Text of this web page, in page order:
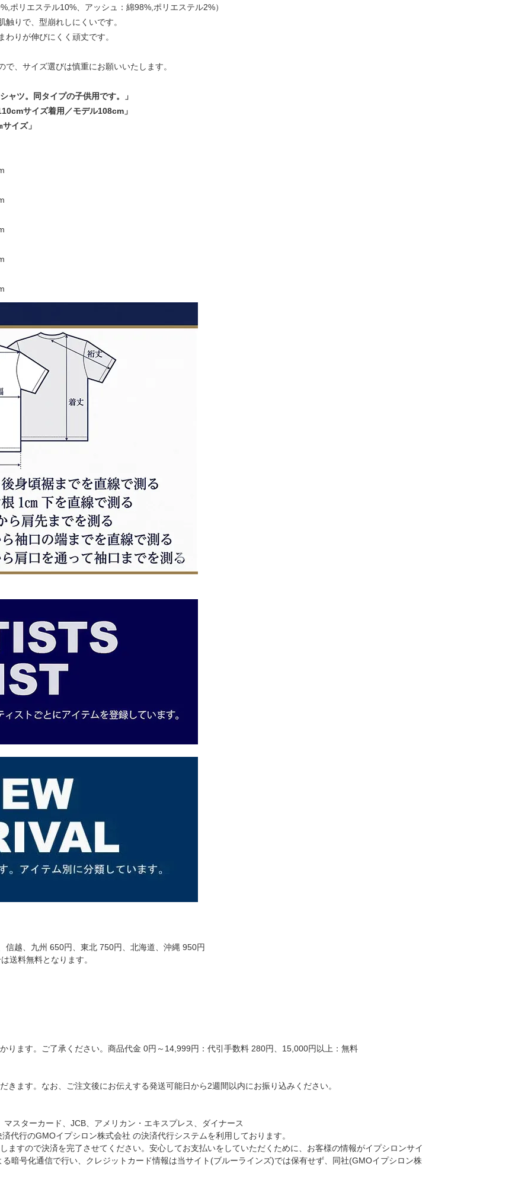
ポリエステル10%、アッシュ：綿98%,ポリエステル2%）
りで、型崩れしにくいです。
りが伸びにくく頑丈です。
、サイズ選びは慎重にお願いいたします。
ャツ。同タイプの子供用です。」
サイズ着用／モデル108cm」
イズ」
信越、九州 650円、東北 750円、北海道、沖縄 950円
送料無料となります。
ります。ご了承ください。商品代金 0円～14,999円：代引手数料 280円、15,000円以上：無料
きます。なお、ご注文後にお伝えする発送可能日から2週間以内にお振り込みください。
スターカード、JCB、アメリカン・エキスプレス、ダイナース
代行のGMOイプシロン株式会社 の決済代行システムを利用しております。
ますので決済を完了させてください。安心してお支払いをしていただくために、お客様の情報がイプシロンサイ
暗号化通信で行い、クレジットカード情報は当サイト(ブルーラインズ)では保有せず、同社(GMOイプシロン株